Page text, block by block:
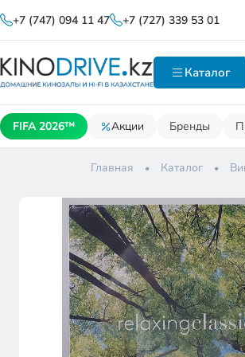
+7 (747) 094 11 47 +7 (727) 339 53 01
Каталог
FIFA 2026™ Акции Бренды
Главная Каталог